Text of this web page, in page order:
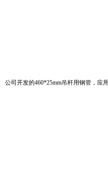
公司开发的460*25mm吊杆用钢管，应